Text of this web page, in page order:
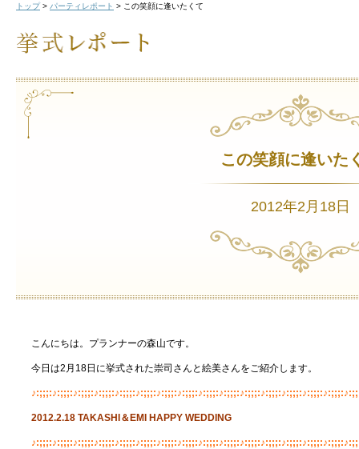
トップ> パーティレポート > この笑顔に逢いたくて
この笑顔に逢いた
2012年2月18日
こんにちは。プランナーの森山です。
今日は2月18日に挙式された崇司さんと絵美さんをご紹介します。
2012.2.18 TAKASHI ＆EMI HAPPY WEDDING